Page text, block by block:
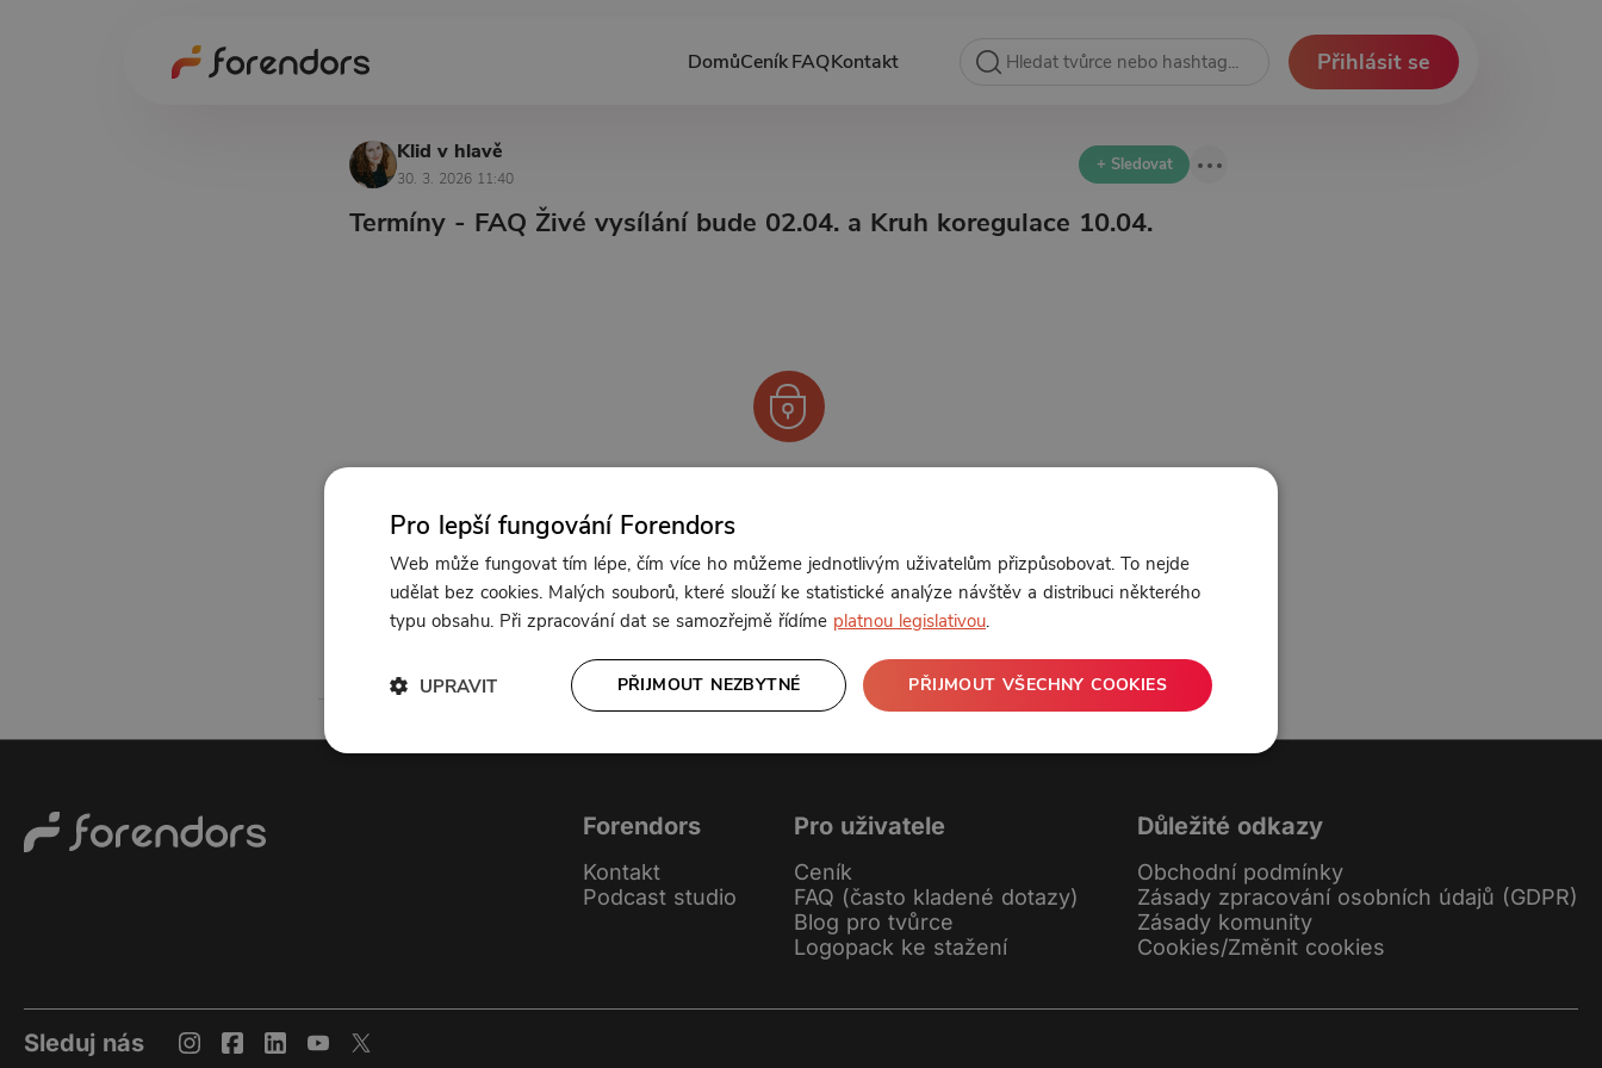
DomůCeníkFAQKontakt Přihlásit se
Klid v hlavě
30. 3. 2026 11:40
+ Sledovat
Termíny - FAQ Živé vysílání bude 02.04. a Kruh koregulace 10.04.
Klikněte pro odemčení nebo sepřihlaste
2 líbí 0 komentářů
Forendors
Kontakt
Podcast studio
Pro uživatele
Ceník
FAQ (často kladené dotazy)
Blog pro tvůrce
Logopack ke stažení
Důležité odkazy
Obchodní podmínky
Zásady zpracování osobních údajů (GDPR)
Zásady komunity
Cookies/Změnit cookies
Sleduj nás
Pro lepší fungování Forendors
Web může fungovat tím lépe, čím více ho můžeme jednotlivým uživatelům přizpůsobovat. To nejde
udělat bez cookies. Malých souborů, které slouží ke statistické analýze návštěv a distribuci některého
typu obsahu. Při zpracování dat se samozřejmě řídíme platnou legislativou.
PŘIJMOUT VŠECHNY COOKIES
PŘIJMOUT NEZBYTNÉ
UPRAVIT